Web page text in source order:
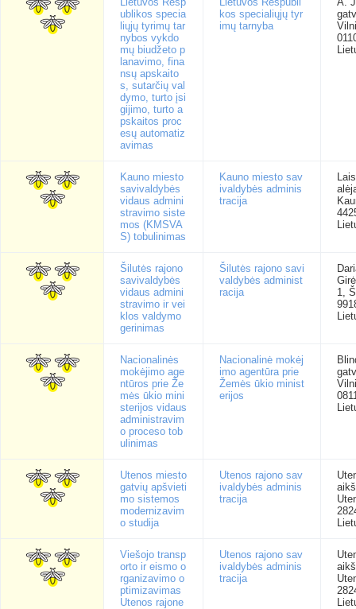
ublikos specia
liųjų tyrimų tar
nybos vykdo
mų biudžeto p
lanavimo, fina
nsų apskaito
s, sutarčių val
dymo, turto įsi
gijimo, turto a
pskaitos proc
esų automatiz
avimas
kos specialiųjų tyr
imų tarnyba
Kauno miesto
savivaldybės
vidaus admini
stravimo siste
mos (KMSVA
S) tobulinimas
Kauno miesto sav
ivaldybės adminis
tracija
Šilutės rajono
savivaldybės
vidaus admini
stravimo ir vei
klos valdymo
gerinimas
Šilutės rajono savi
valdybės administ
racija
1,
Nacionalinės
mokėjimo age
ntūros prie Že
mės ūkio mini
sterijos vidaus
administravim
o proceso tob
ulinimas
Nacionalinė mokėj
imo agentūra prie
Žemės ūkio minist
erijos
Utenos miesto
gatvių apšvieti
mo sistemos
modernizavim
o studija
Utenos rajono sav
ivaldybės adminis
tracija
Viešojo transp
orto ir eismo o
rganizavimo o
ptimizavimas
Utenos rajone
Utenos rajono sav
ivaldybės adminis
tracija